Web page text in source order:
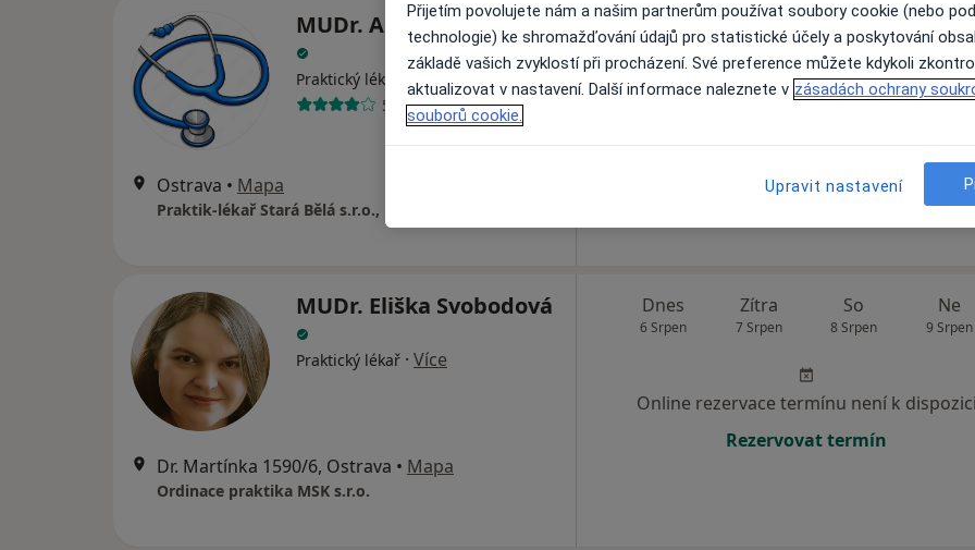
MUDr. Alexandra Ligová
Praktický lékař Více
5 názorů
Ostrava • Mapa
Praktik-lékař Stará Bělá s.r.o., PL pro dospělé
Dnes
6 Srpen
Zítra
7 Srpen
So
8 Srpen
Ne
9 Srpen
MUDr. Eliška Svobodová
Praktický lékař · Více
Dr. Martínka 1590/6, Ostrava • Mapa
Ordinace praktika MSK s.r.o.
Dnes
6 Srpen
Zítra
7 Srpen
So
8 Srpen
Ne
9 Srpen
Online rezervace termínu není k dispozici
Rezervovat termín
Přijetím povolujete nám a našim partnerům používat soubory cookie (nebo
technologie) ke shromažďování údajů pro statistické účely a poskytování
základě vašich zvyklostí při procházení. Své preference můžete kdykoli
aktualizovat v nastavení. Další informace naleznete v zásadách ochrany
souborů cookie.
Upravit nastavení